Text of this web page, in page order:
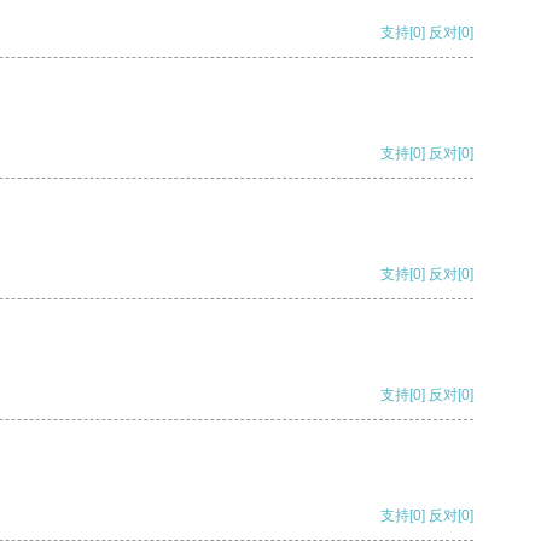
支持[0] 反对[0]
支持[0] 反对[0]
支持[0] 反对[0]
支持[0] 反对[0]
支持[0] 反对[0]